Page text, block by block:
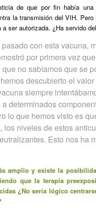
de que por fin había una
la transmisión del VIH.
ser autorizada. ¿Ha servido
con esta vacuna,
por primera vez
que no sabíamos que se
descubierto el
siempre
determinados
lo que hemos visto es
niveles de estos
Esto nos ha
amplio y existe la
que la terapia
¿No sería lógico